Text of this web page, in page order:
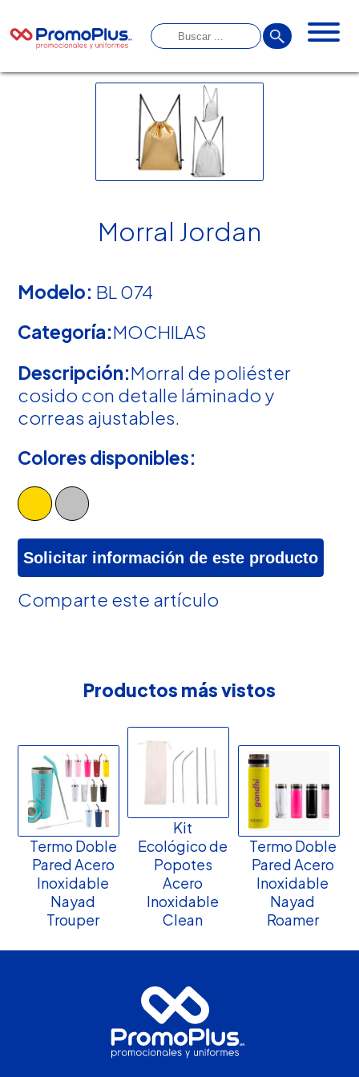
Morral Jordan
Modelo: BL 074
Categoría:MOCHILAS
Descripción:Morral de poliéster
cosido con detalle láminado y
correas ajustables.
Colores disponibles:
Solicitar información de este producto
Comparte este artículo
Productos más vistos
Termo Doble
Pared Acero
Inoxidable
Nayad
Trouper
Kit
Ecológico de
Popotes
Acero
Inoxidable
Clean
Termo Doble
Pared Acero
Inoxidable
Nayad
Roamer